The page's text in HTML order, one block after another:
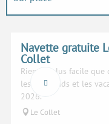
Navette gratuite
Collet
Rien de plus facile
les weekends et les
2026.
Le Collet